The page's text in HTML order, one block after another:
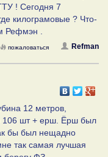
! Сегодня 7
килограмовые ? Что-
Рефмэн .
Refman
пожаловаться
12 метров,
106 шт + ерш. Ёрш был
бы был нещадно
так самая лучшая